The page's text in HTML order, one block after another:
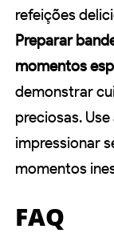
refeições
Preparar
momentos
demonstrar
preciosas.
impressionar
momentos
FAQ